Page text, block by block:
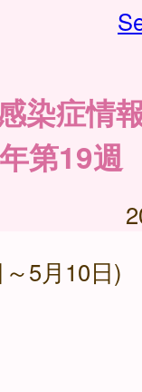
染症情
第19週
5月10日)